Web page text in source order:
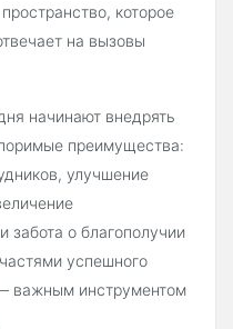
которое
на вызовы
начинают внедрять
преимущества:
улучшение
забота о благополучии
успешного
важным инструментом